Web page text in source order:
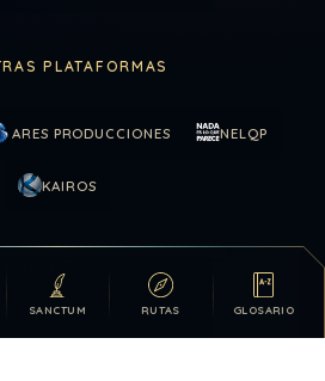
SANCTUM RUTAS GLOSARIO
PLATAFORMAS
ARES PRODUCCIONES NELQP
KAIROS
que DDLA siga creciendo.